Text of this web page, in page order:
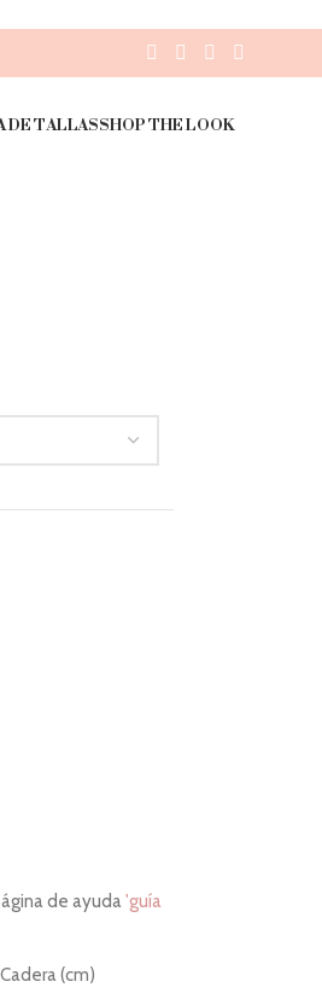
DE TALLASSHOP THE LOOK
de ayuda'guía
Cadera (cm)